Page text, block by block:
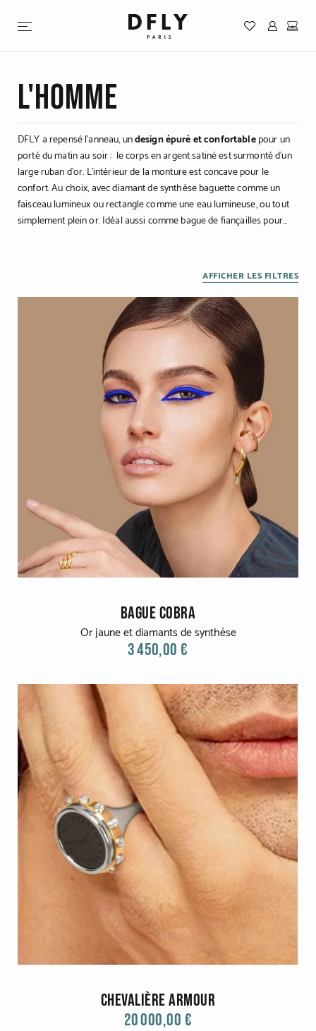
Mon
LE SUR-MESURE PAR DFLY
Or gris
Or jaune
Or rouge
L'Homme
Cobra
Oddity
Alcione
Diamondfly
ACCÉDER À TOUS LES PRODUITS
À propos de PAOZ
Acheter PAOZ
VOTRE BIJOU SUR-MESURE
Notre approche
Prise de rendez-vous
DIAMANTS DE SYNTHÈSE
Comprendre le diamant de synthèse
ACHETER un diamant de synthèse
L'Homme
DFLY a repensé l’anneau, undesign épuré et confortablepour un
porté du matin au soir : le corps en argent satiné est surmonté d’un
large ruban d’or. L’intérieur de la monture est concave pour le
confort. Au choix, avec diamant de synthèse baguette comme un
faisceau lumineux ou rectangle comme une eau lumineuse, ou tout
simplement plein or. Idéal aussi comme bague de fiançailles pour
AFFICHER LES FILTRES
BAGUE COBRA
Or jaune et diamants de synthèse
3 450,00 €
Chevalière Armour
20 000,00 €